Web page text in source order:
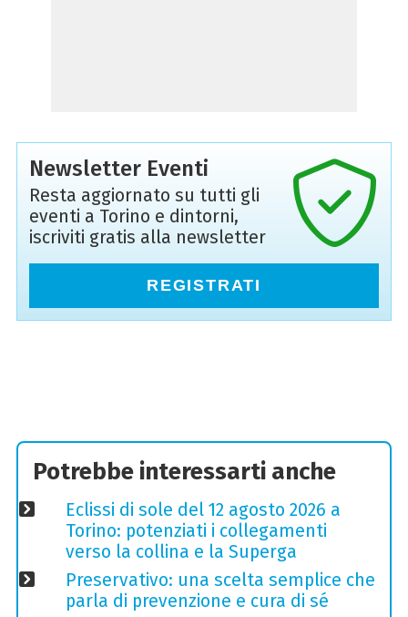
Newsletter Eventi
Resta aggiornato su tutti gli
eventi a Torino e dintorni,
iscriviti gratis alla newsletter
REGISTRATI
Potrebbe interessarti anche
Eclissi di sole del 12 agosto 2026 a
Torino: potenziati i collegamenti
verso la collina e la Superga
Preservativo: una scelta semplice che
parla di prevenzione e cura di sé